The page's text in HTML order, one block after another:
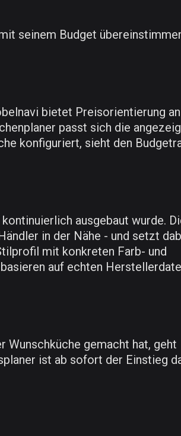
seinem Budget
bietet Preisorientierung an
passt sich die
konfiguriert, sieht den
ausgebaut wurde.
in der Nähe - und setzt
mit konkreten Farb- und
auf echten
Wunschküche gemacht hat, geht
ist ab sofort der Einstieg